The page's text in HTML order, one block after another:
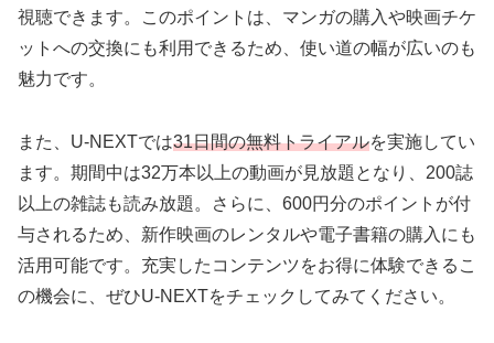
視聴できます。このポイントは、マンガの購入や映画チケ
ットへの交換にも利用できるため、使い道の幅が広いのも
魅力です。
また、U-NEXTでは31日間の無料トライアルを実施してい
ます。期間中は32万本以上の動画が見放題となり、200誌
以上の雑誌も読み放題。さらに、600円分のポイントが付
与されるため、新作映画のレンタルや電子書籍の購入にも
活用可能です。充実したコンテンツをお得に体験できるこ
の機会に、ぜひU-NEXTをチェックしてみてください。